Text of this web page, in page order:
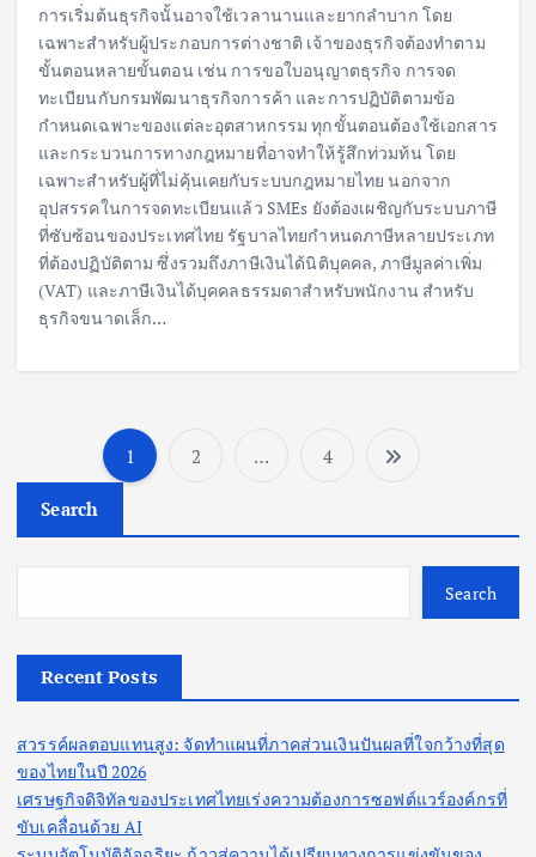
การเริ่มต้นธุรกิจนั้นอาจใช้เวลานานและยากลำบาก โดย
เฉพาะสำหรับผู้ประกอบการต่างชาติ เจ้าของธุรกิจต้องทำตาม
ขั้นตอนหลายขั้นตอน เช่น การขอใบอนุญาตธุรกิจ การจด
ทะเบียนกับกรมพัฒนาธุรกิจการค้า และการปฏิบัติตามข้อ
กำหนดเฉพาะของแต่ละอุตสาหกรรม ทุกขั้นตอนต้องใช้เอกสาร
และกระบวนการทางกฎหมายที่อาจทำให้รู้สึกท่วมท้น โดย
เฉพาะสำหรับผู้ที่ไม่คุ้นเคยกับระบบกฎหมายไทย นอกจาก
อุปสรรคในการจดทะเบียนแล้ว SMEs ยังต้องเผชิญกับระบบภาษี
ที่ซับซ้อนของประเทศไทย รัฐบาลไทยกำหนดภาษีหลายประเภท
ที่ต้องปฏิบัติตาม ซึ่งรวมถึงภาษีเงินได้นิติบุคคล, ภาษีมูลค่าเพิ่ม
(VAT) และภาษีเงินได้บุคคลธรรมดาสำหรับพนักงาน สำหรับ
ธุรกิจขนาดเล็ก…
P
o
s
a
1 2 … 4
Search
Search
Recent Posts
สวรรค์ผลตอบแทนสูง: จัดทำแผนที่ภาคส่วนเงินปันผลที่ใจกว้างที่สุด
ของไทยในปี 2026
เศรษฐกิจดิจิทัลของประเทศไทยเร่งความต้องการซอฟต์แวร์องค์กรที่
ขับเคลื่อนด้วย AI